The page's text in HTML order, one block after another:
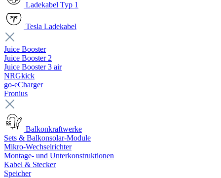
Ladekabel Typ 1
Tesla Ladekabel
Juice Booster
Juice Booster 2
Juice Booster 3 air
NRGkick
go-eCharger
Fronius
Balkonkraftwerke
Sets & Balkonsolar-Module
Mikro-Wechselrichter
Montage- und Unterkonstruktionen
Kabel & Stecker
Speicher